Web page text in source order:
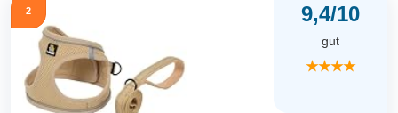
2 9,4/10
gut
★★★★